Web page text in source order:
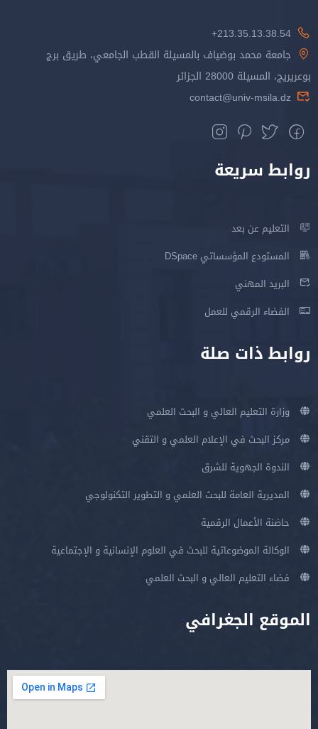
القطب الجامعي، طريق برج
العلمي
و التقني
و التطوير التكنولوجي
في العلوم الإنسانية و الإجتماعية
العلمي